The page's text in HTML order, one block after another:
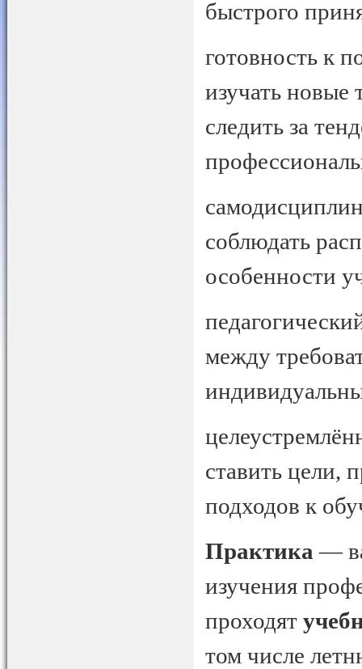
быстрого
готовность к
изучать
следить за
соблюдать
особенности
между
ставить цели,
подходов к
Практика —
изучения
проходят
том числе